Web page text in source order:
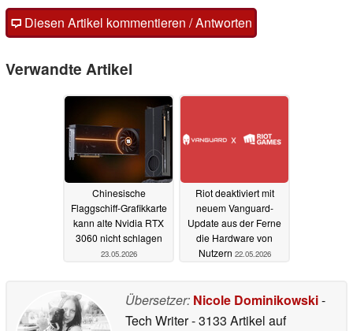
Diesen Artikel kommentieren / Antworten
Verwandte Artikel
Chinesische
Flaggschiff-Grafikkarte
kann alte Nvidia RTX
3060 nicht schlagen
23.05.2026
Riot deaktiviert mit
neuem Vanguard-
Update aus der Ferne
die Hardware von
Nutzern 22.05.2026
Übersetzer: Nicole Dominikowski-
Tech Writer- 3133 Artikel auf